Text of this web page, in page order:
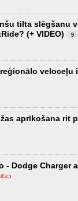
tilta slēgšanu
(+ VIDEO)
9
veloceļu
aprīkošana rit
- Dodge Charger